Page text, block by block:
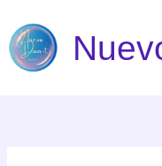
contenido